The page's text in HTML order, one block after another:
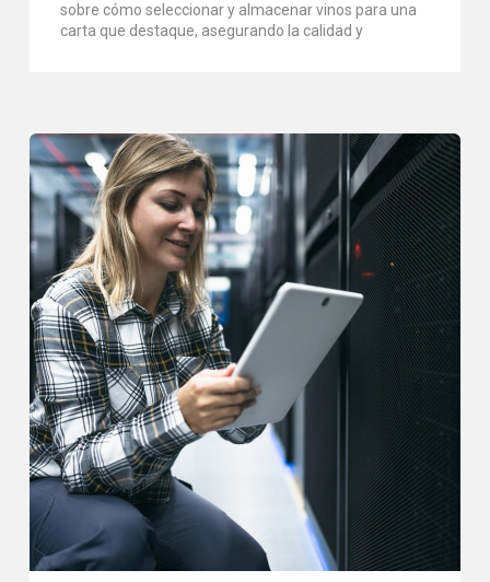
sobre cómo seleccionar y almacenar vinos para una
carta que destaque, asegurando la calidad y